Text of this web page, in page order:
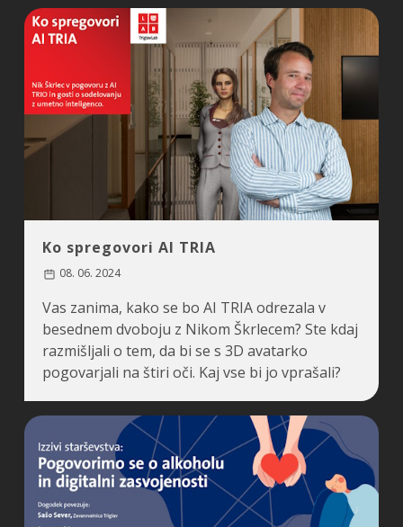
Ko spregovori AI TRIA
08. 06. 2024
Vas zanima, kako se bo AI TRIA odrezala v
besednem dvoboju z Nikom Škrlecem? Ste kdaj
razmišljali o tem, da bi se s 3D avatarko
pogovarjali na štiri oči. Kaj vse bi jo vprašali?